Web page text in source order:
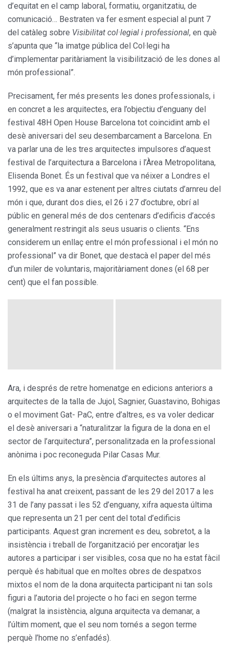
d’equitat en el camp laboral, formatiu, organitzatiu, de
comunicació… Bestraten va fer esment especial al punt 7
del catàleg sobre Visibilitat col·legial i professional, en què
s’apunta que “la imatge pública del Col·legi ha
d’implementar paritàriament la visibilització de les dones al
món professional”.
Precisament, fer més presents les dones professionals, i
en concret a les arquitectes, era l’objectiu d’enguany del
festival 48H Open House Barcelona tot coincidint amb el
desè aniversari del seu desembarcament a Barcelona. En
va parlar una de les tres arquitectes impulsores d’aquest
festival de l’arquitectura a Barcelona i l’Àrea Metropolitana,
Elisenda Bonet. És un festival que va néixer a Londres el
1992, que es va anar estenent per altres ciutats d’arnreu del
món i que, durant dos dies, el 26 i 27 d’octubre, obrí al
públic en general més de dos centenars d’edificis d’accés
generalment restringit als seus usuaris o clients. “Ens
considerem un enllaç entre el món professional i el món no
professional” va dir Bonet, que destacà el paper del més
d’un miler de voluntaris, majoritàriament dones (el 68 per
cent) que el fan possible.
Ara, i després de retre homenatge en edicions anteriors a
arquitectes de la talla de Jujol, Sagnier, Guastavino, Bohigas
o el moviment Gat- PaC, entre d’altres, es va voler dedicar
el desè aniversari a “naturalitzar la figura de la dona en el
sector de l’arquitectura”, personalitzada en la professional
anònima i poc reconeguda Pilar Casas Mur.
En els últims anys, la presència d’arquitectes autores al
festival ha anat creixent, passant de les 29 del 2017 a les
31 de l’any passat i les 52 d’enguany, xifra aquesta última
que representa un 21 per cent del total d’edificis
participants. Aquest gran increment es deu, sobretot, a la
insistència i treball de l’organització per encoratjar les
autores a participar i ser visibles, cosa que no ha estat fàcil
perquè és habitual que en moltes obres de despatxos
mixtos el nom de la dona arquitecta participant ni tan sols
figuri a l’autoria del projecte o ho faci en segon terme
(malgrat la insistència, alguna arquitecta va demanar, a
l’últim moment, que el seu nom tornés a segon terme
perquè l’home no s’enfadés).